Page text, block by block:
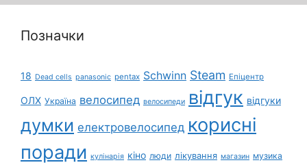
Позначки
18 Dead cells panasonic pentax Schwinn Steam Епіцентр
ОЛХ Україна велосипед велосипеди відгук відгуки
думки електровелосипед корисні
поради кулінарія кіно люди лікування магазин музика